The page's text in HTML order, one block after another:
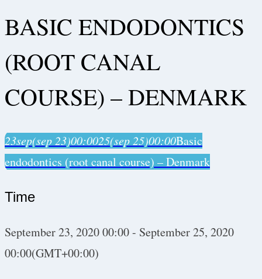
BASIC ENDODONTICS
(ROOT CANAL
COURSE) – DENMARK
23sep(sep 23)00:0025(sep 25)00:00Basic
endodontics (root canal course) – Denmark
Time
September 23, 202000:00- September 25, 2020
00:00(GMT+00:00)